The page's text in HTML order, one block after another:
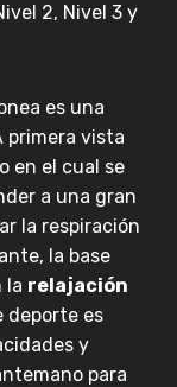
2, Nivel 3 y
es una
primera vista
en el cual se
a una gran
la respiración
la base
la relajación
deporte es
y
para